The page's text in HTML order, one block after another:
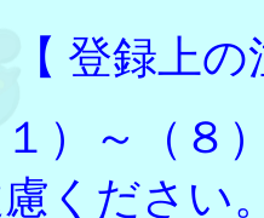
【 登録上
）～（８
ください